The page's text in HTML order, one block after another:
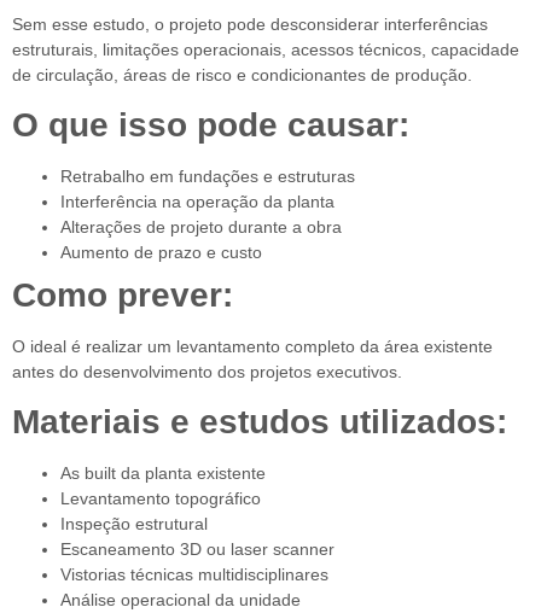
Sem esse estudo, o projeto pode desconsiderar interferências
estruturais, limitações operacionais, acessos técnicos, capacidade
de circulação, áreas de risco e condicionantes de produção.
O que isso pode causar:
Retrabalho em fundações e estruturas
Interferência na operação da planta
Alterações de projeto durante a obra
Aumento de prazo e custo
Como prever:
O ideal é realizar um levantamento completo da área existente
antes do desenvolvimento dos projetos executivos.
Materiais e estudos utilizados:
As built da planta existente
Levantamento topográfico
Inspeção estrutural
Escaneamento 3D ou laser scanner
Vistorias técnicas multidisciplinares
Análise operacional da unidade